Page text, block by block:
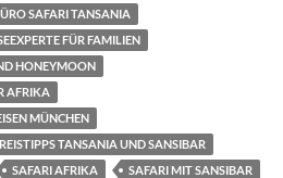
SAFARI TANSANIA
FÜR FAMILIEN
HONEYMOON
AFRIKA
MÜNCHEN
REISTIPPS TANSANIA UND SANSIBAR
SAFARI AFRIKA
SAFARI MIT SANSIBAR